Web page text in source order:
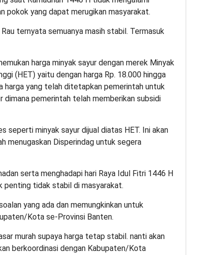
pokok yang dapat merugikan masyarakat.
ternyata semuanya masih stabil. Termasuk
harga minyak sayur dengan merek Minyak
(HET) yaitu dengan harga Rp. 18.000 hingga
harga yang telah ditetapkan pemerintah untuk
dimana pemerintah telah memberikan subsidi
seperti minyak sayur dijual diatas HET. Ini akan
menugaskan Disperindag untuk segera
serta menghadapi hari Raya Idul Fitri 1446 H
penting tidak stabil di masyarakat.
yang ada dan memungkinkan untuk
Kota se-Provinsi Banten.
murah supaya harga tetap stabil. nanti akan
berkoordinasi dengan Kabupaten/Kota